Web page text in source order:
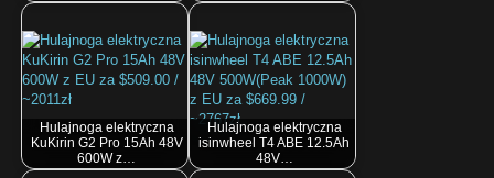
Hulajnoga elektryczna
KuKirin G2 Pro 15Ah 48V
600W z…
Hulajnoga elektryczna
isinwheel T4 ABE 12.5Ah
48V…